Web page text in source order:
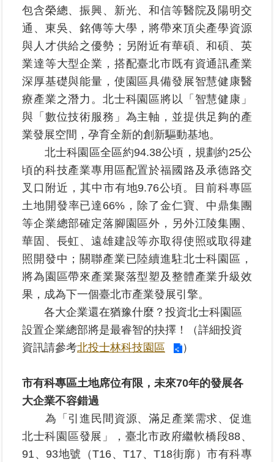
平
台
臺
北
地
政
總
管
總
＋
地
政
雲
繼
承
籍
清
包含榮總、振興、新光、和信等醫院及陽明交
通、東吳、銘傳等大學，將帶來頂尖產學資源
與人才供給之優勢；另附近有華碩、和碩、英
業達等大型企業，搭配臺北市既有資通訊產業
深厚基礎與能量，使園區具備發展智慧健康醫
療產業之潛力。北士科園區將以「智慧健康」
與「數位技術服務」為主軸，並提供足夠的產
業發展空間，孕育全新的創新驅動基地。
北士科園區全區約94.38公頃，規劃約25公
頃的科技產業專用區配置於福國路及承德路交
叉口附近，其中市有地9.76公頃。目前科專區
土地開發率已達66%，除了金仁寶、中鼎集團
等企業總部確定落腳園區外，另外江陵集團、
華固、長虹、遠雄建設等亦取得使照或取得建
照開發中；關聯產業已陸續進駐北士科園區，
將為園區帶來產業聚落型塑及整體產業升級效
果，成為下一個臺北市產業發展引擎。
各大企業還在猶豫什麼？投資北士科園區
設置企業總部將是最睿智的抉擇！（詳細投資
資訊請參考北投士林科技園區 ）
市有科專區土地席位有限，未來70年的發展各
大企業不容錯過
為「引進民間資源、滿足產業需求、促進
北士科園區發展」，臺北市政府繼軟橋段88、
91、93地號（T16、T17、T18街廓）市有科專